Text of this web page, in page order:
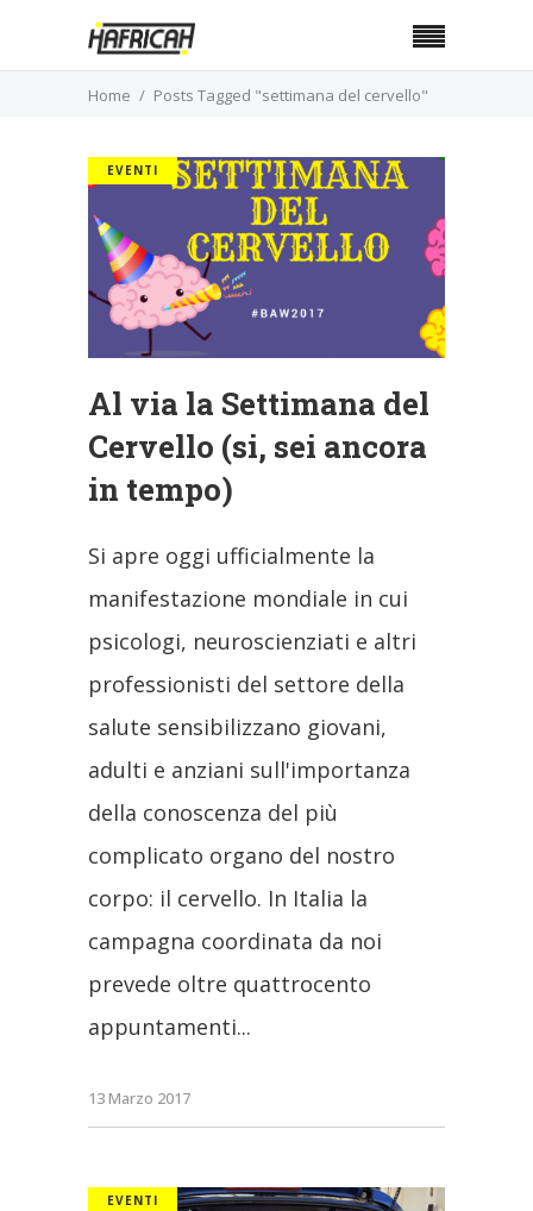
Home Posts Tagged "settimana del cervello"
EVENTI
Al via la Settimana del
Cervello (si, sei ancora
in tempo)
Si apre oggi ufficialmente la
manifestazione mondiale in cui
psicologi, neuroscienziati e altri
professionisti del settore della
salute sensibilizzano giovani,
adulti e anziani sull'importanza
della conoscenza del più
complicato organo del nostro
corpo: il cervello. In Italia la
campagna coordinata da noi
prevede oltre quattrocento
appuntamenti
13 Marzo 2017
EVENTI